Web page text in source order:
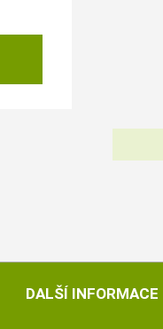
DALŠÍ INFORMACE